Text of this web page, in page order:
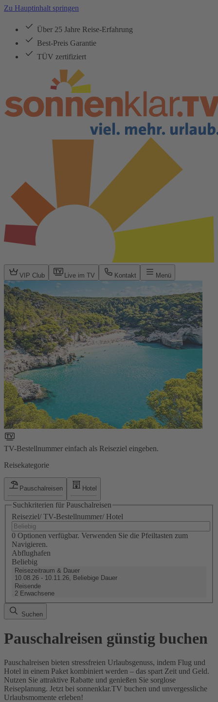
Zu Hauptinhalt springen
Über 25 Jahre Reise-Erfahrung
Best-Preis Garantie
TÜV zertifiziert
VIP Club Live im TV Kontakt Menü
TV-Bestellnummer einfach als Reiseziel eingeben.
Reisekategorie
Pauschalreisen Hotel
Suchkriterien für Pauschalreisen
Reiseziel/ TV-Bestellnummer/ Hotel
0 Optionen verfügbar. Verwenden Sie die Pfeiltasten zum
Navigieren.
Abflughafen
Beliebig
Reisezeitraum & Dauer
10.08.26 - 10.11.26, Beliebige Dauer
Reisende
2 Erwachsene
Suchen
Pauschalreisen günstig buchen
Pauschalreisen bieten stressfreien Urlaubsgenuss, indem Flug und
Hotel in einem Paket kombiniert werden – das spart Zeit und Geld.
Nutzen Sie attraktive Rabatte und genießen Sie sorglose
Reiseplanung. Jetzt bei sonnenklar.TV buchen und unvergessliche
Urlaubsmomente erleben!